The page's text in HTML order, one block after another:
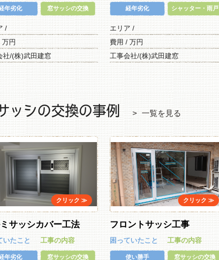
年劣化 窓サッシの交換
/
円
社/(株)武田建窓
経年劣化 シャッター・雨戸
エリア /
費用 / 万円
工事会社/(株)武田建窓
ッシの交換の事例 一覧を見る
サッシカバー工法
いたこと
年劣化
工事の内容
窓サッシの交換
フロントサッシ工事
困っていたこと
使い勝手
工事の内容
窓サッシの交換